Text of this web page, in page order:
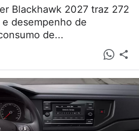
Blackhawk 2027 traz 272
desempenho de
de...